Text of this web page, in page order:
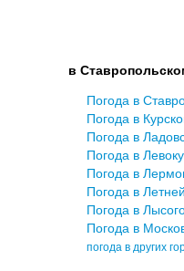
в
Погода в
Погода в
Погода в
Погода в
Погода в
Погода в
Погода в
Погода в
погода в других